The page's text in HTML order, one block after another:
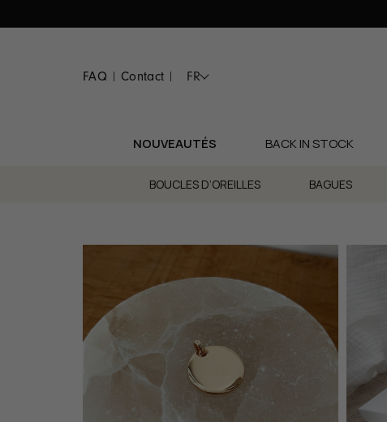
au
FAQ | Contact | FR
NOUVEAUTÉS BACK IN STOCK
BOUCLES D’OREILLES BAGUES